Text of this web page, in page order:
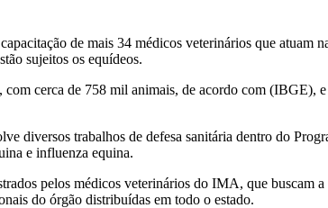
de mais 34 médicos veterinários que atuam
sujeitos os equídeos.
cerca de 758 mil animais, de acordo com (IBGE),
diversos trabalhos de defesa sanitária dentro do
e influenza equina.
pelos médicos veterinários do IMA, que
do órgão distribuídas em todo o estado.